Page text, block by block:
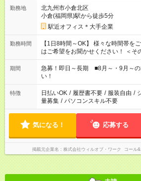
勤務地
北九州市小倉北区
小倉(福岡県)駅から徒歩5分
駅近オフィス＊大手企業
勤務時間
【1日8時間～OK】 様々な時間帯を
はご希望をお聞かせください！ ＜その他シフト例＞ 9：00～
17：00 11：00～20：00 などなど！
期間
急募！即日～長期 ■8月～・9月～の
い！
特徴 日払いOK / 履歴書不要 / 服装自由 /
量募集 / パソコンスキル不要
気になる！ 応募する
掲載元企業名 株式会社ウィルオブ・ワーク コール